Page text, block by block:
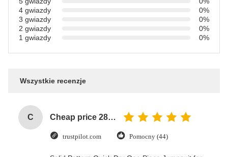
4 gwiazdy
0%
3 gwiazdy
0%
2 gwiazdy
0%
1 gwiazdy
0%
Wszystkie recenzje
C Cheap price 28mm Aluminium Curtain Rod 1.2mm thickness with plastic final
trustpilot.com Pomocny (44)